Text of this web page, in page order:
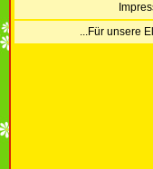
...Für unsere